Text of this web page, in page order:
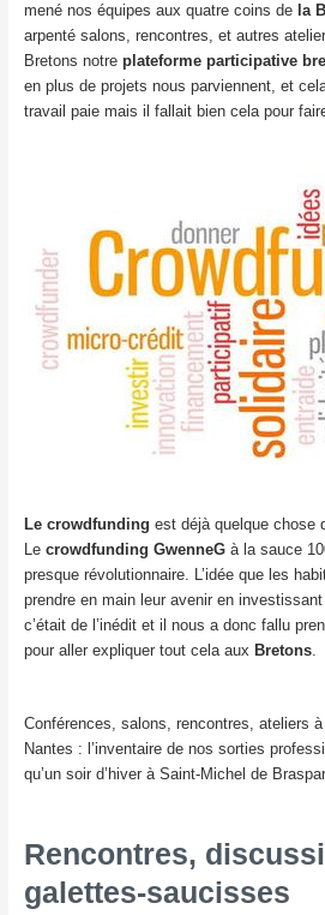
mené nos équipes aux quatre coins de la
arpenté salons, rencontres, et autres
Bretons notre plateforme participative
en plus de projets nous parviennent, et
travail paie mais il fallait bien cela pour
Le crowdfunding est déjà quelque chose
Le crowdfunding GwenneGà la sauce
presque révolutionnaire. L’idée que les
prendre en main leur avenir en
c’était de l’inédit et il nous a donc fallu
pour aller expliquer tout cela aux Bretons.
Conférences, salons, rencontres, ateliers
Nantes : l’inventaire de nos sorties
qu’un soir d’hiver à Saint-Michel de
Rencontres,
galettes-saucisses